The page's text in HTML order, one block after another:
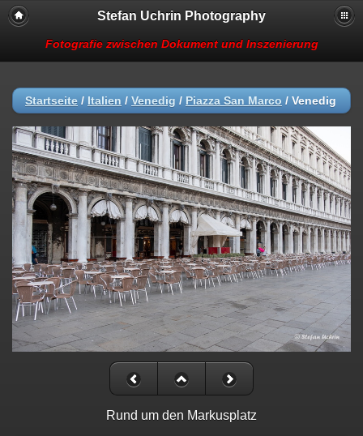
Stefan Uchrin Photography
Fotografie zwischen Dokument und Inszenierung
Startseite / Italien / Venedig / Piazza San Marco / Venedig
Rund um den Markusplatz